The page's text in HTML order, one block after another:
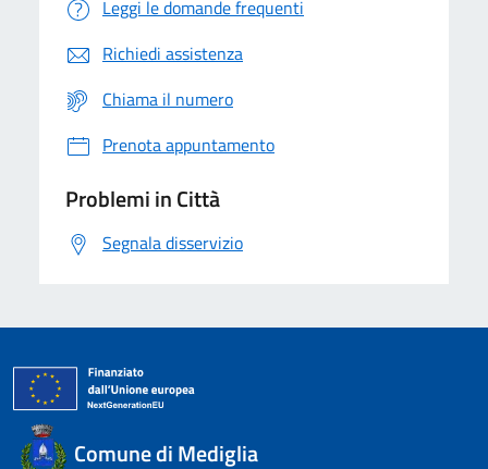
Leggi le domande frequenti
Richiedi assistenza
Chiama il numero
Prenota appuntamento
Problemi in Città
Segnala disservizio
Comune di Mediglia